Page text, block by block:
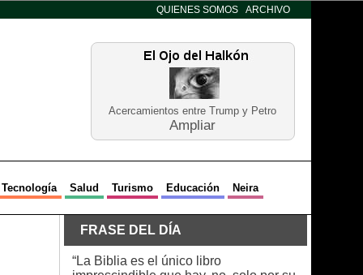
QUIENES SOMOS ARCHIVO
Acercamientos entre Trump y Petro
Ampliar
Tecnología Salud Turismo Educación Neira
FRASE DEL DÍA
“La Biblia es el único libro